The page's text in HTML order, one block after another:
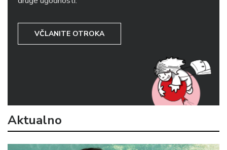
VČLANITE OTROKA
Aktualno